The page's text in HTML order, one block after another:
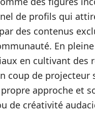
de profils qui
des contenus
En
en cultivant
coup de projecteur
approche et
de créativité